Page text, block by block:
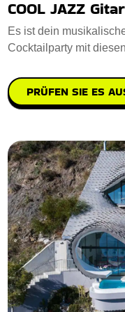
COOL JAZZ
Es ist dein
Cocktailparty mit
PRÜFEN SIE ES